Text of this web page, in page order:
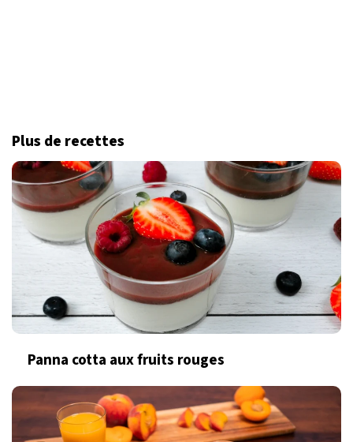
Plus de recettes
Panna cotta aux fruits rouges